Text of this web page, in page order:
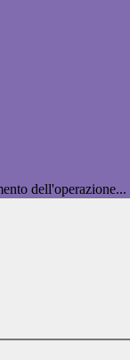
dell'operazione...